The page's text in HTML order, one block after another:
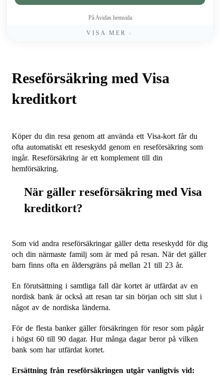
På Avidas hemsida
VISA MER
Reseförsäkring med Visa
kreditkort
Köper du din resa genom att använda ett Visa-kort får du
ofta automatiskt ett reseskydd genom en reseförsäkring som
ingår. Reseförsäkring är ett komplement till din
hemförsäkring.
När gäller reseförsäkring med Visa
kreditkort?
Som vid andra reseförsäkringar gäller detta reseskydd för dig
och din närmaste familj som är med på resan. När det gäller
barn finns ofta en åldersgräns på mellan 21 till 23 år.
En förutsättning i samtliga fall där kortet är utfärdat av en
nordisk bank är också att resan tar sin början och sitt slut i
något av de nordiska länderna.
För de flesta banker gäller försäkringen för resor som pågår
i högst 60 till 90 dagar. Hur många dagar beror på vilken
bank som har utfärdat kortet.
Ersättning från reseförsäkringen utgår vanligtvis vid: